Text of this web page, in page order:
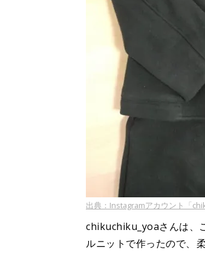
出典：Instagramアカウント「
chikuchiku_yoaさんは、
ルニットで作ったので、⁡⁡